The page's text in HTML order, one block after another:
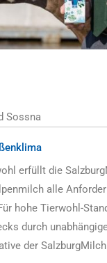
Sossna
erfüllt die
alle
hohe Tierwohl-
durch
der